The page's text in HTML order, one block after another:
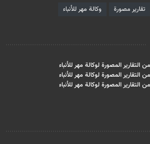
تقارير مصورة وكالة مهر للأنباء
التقارير المصورة لوكالة مهر للأنباء
التقارير المصورة لوكالة مهر للأنباء
التقارير المصورة لوكالة مهر للأنباء